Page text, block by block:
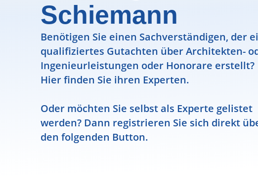
Schiemann
Benötigen Sie einen Sachverständigen, der
qualifiziertes Gutachten über Architekten-
Ingenieurleistungen oder Honorare erstellt?
Hier finden Sie ihren Experten.
Oder möchten Sie selbst als Experte gelistet
werden? Dann registrieren Sie sich direkt
den folgenden Button.